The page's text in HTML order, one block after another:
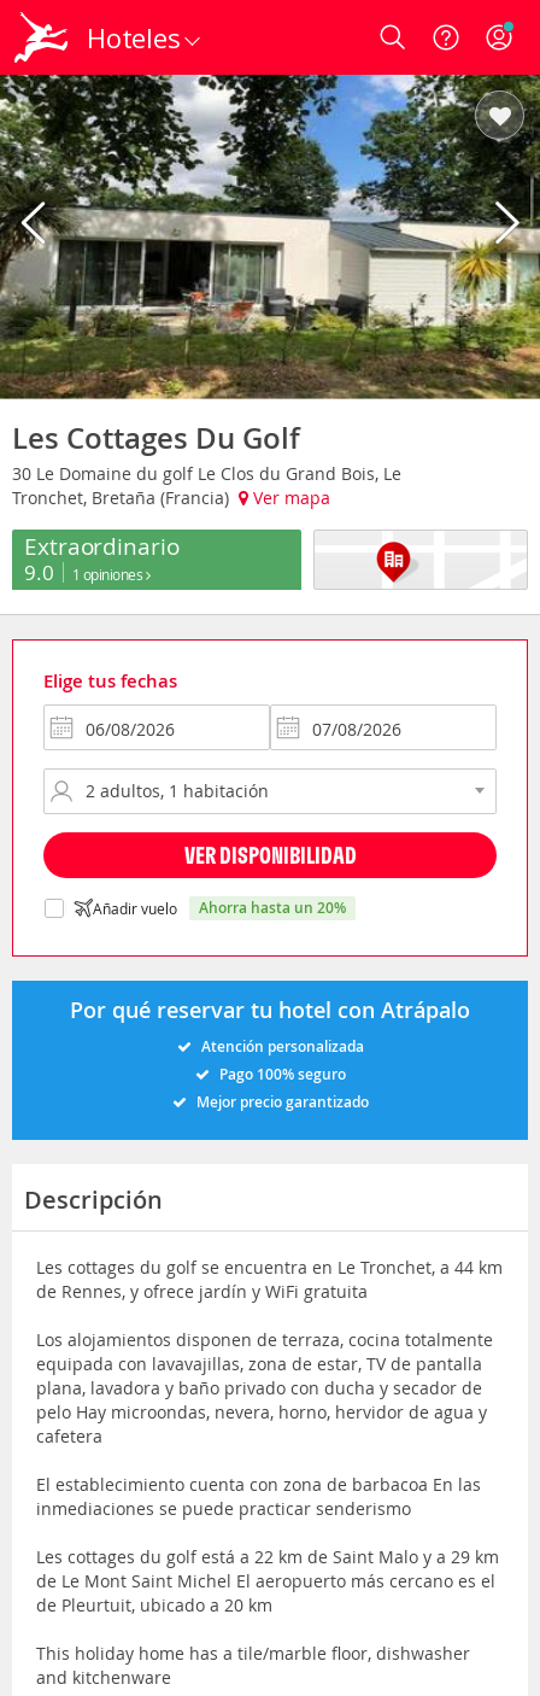
Hoteles Login
Les Cottages Du Golf
30 Le Domaine du golf Le Clos du Grand Bois, Le
Tronchet, Bretaña (Francia)
Ver mapa
Extraordinario
9.0 1 opiniones
Elige tus fechas
VER DISPONIBILIDAD
Añadir vuelo ahorra hasta un 20%
Por qué reservar tu hotel con Atrápalo
Atención personalizada
Pago 100% seguro
Mejor precio garantizado
Descripción
Les cottages du golf se encuentra en Le Tronchet, a 44 km
de Rennes, y ofrece jardín y WiFi gratuita
Los alojamientos disponen de terraza, cocina totalmente
equipada con lavavajillas, zona de estar, TV de pantalla
plana, lavadora y baño privado con ducha y secador de
pelo Hay microondas, nevera, horno, hervidor de agua y
cafetera
El establecimiento cuenta con zona de barbacoa En las
inmediaciones se puede practicar senderismo
Les cottages du golf está a 22 km de Saint Malo y a 29 km
de Le Mont Saint Michel El aeropuerto más cercano es el
de Pleurtuit, ubicado a 20 km
This holiday home has a tile/marble floor, dishwasher
and kitchenware